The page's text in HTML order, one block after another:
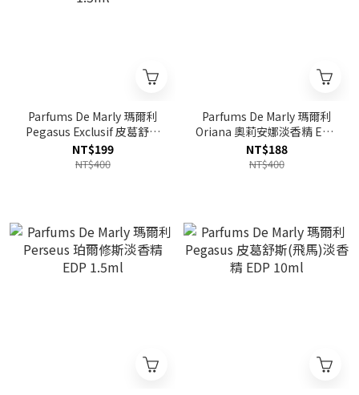
Parfums De Marly 瑪爾利
Pegasus Exclusif 皮葛舒斯
(飛馬)獨家香精 PRRFUM
1.5ml
NT$199
NT$400
Parfums De Marly 瑪爾利
Oriana 奧莉安娜淡香精 EDP
1.5ml
NT$188
NT$400